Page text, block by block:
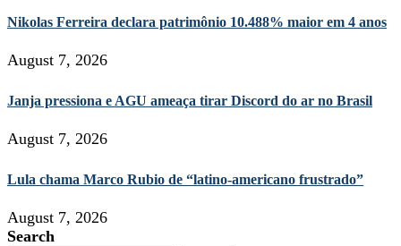
Nikolas Ferreira declara patrimônio 10.488% maior em 4 anos
August 7, 2026
Janja pressiona e AGU ameaça tirar Discord do ar no Brasil
August 7, 2026
Lula chama Marco Rubio de “latino-americano frustrado”
August 7, 2026
Search